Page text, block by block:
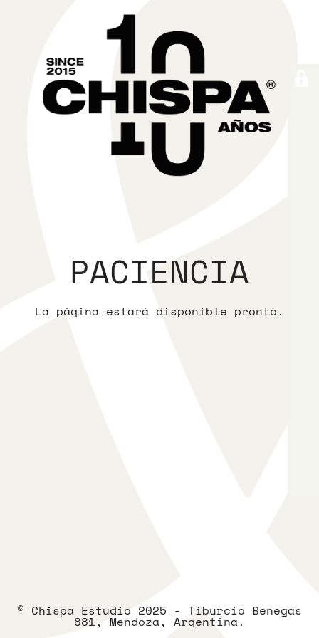
PACIENCIA
La página estará disponible pronto.
© Chispa Estudio 2025 - Tiburcio Benegas
881, Mendoza, Argentina.